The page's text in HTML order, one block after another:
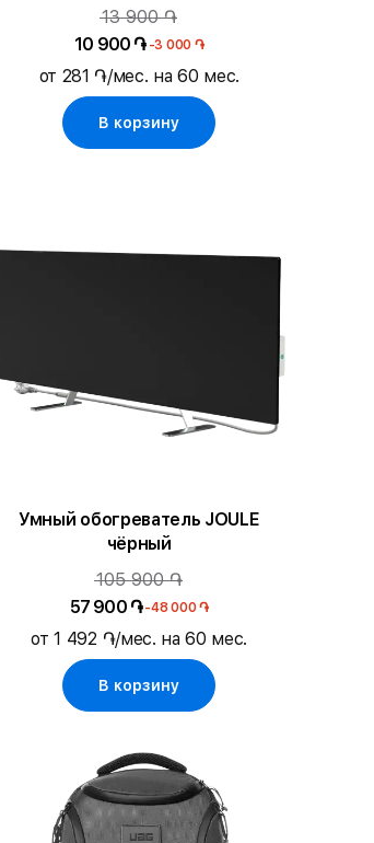
13 900 ֏
10 900 ֏ -3 000 ֏
от 281 ֏/мес. на 60 мес.
В корзину
Умный обогреватель JOULE
чёрный
105 900 ֏
57 900 ֏-48 000 ֏
от 1 492 ֏/мес. на 60 мес.
В корзину